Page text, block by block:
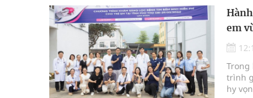
em
Trong
trình
hy